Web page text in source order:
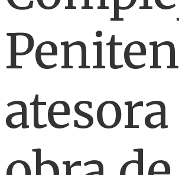
atesora